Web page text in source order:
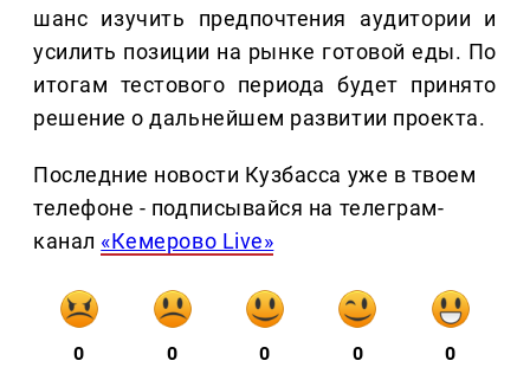
шанс изучить предпочтения аудитории и
усилить позиции на рынке готовой еды. По
итогам тестового периода будет принято
решение о дальнейшем развитии проекта.
Последние новости Кузбасса уже в твоем
телефоне - подписывайся на телеграм-
канал «Кемерово Live»
0 0 0 0 0